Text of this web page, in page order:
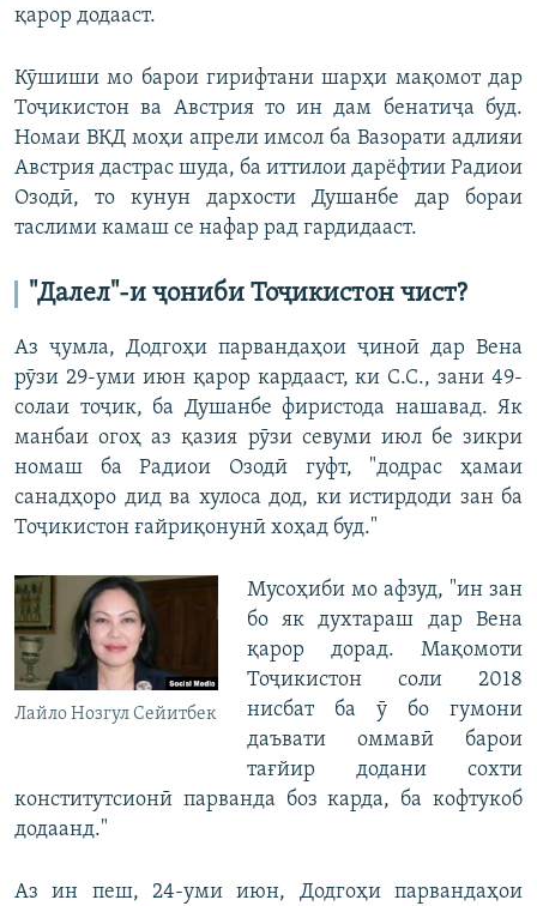
қарор додааст.
Кӯшиши мо барои гирифтани шарҳи мақомот дар
Тоҷикистон ва Австрия то ин дам бенатиҷа буд.
Номаи ВКД моҳи апрели имсол ба Вазорати адлияи
Австрия дастрас шуда, ба иттилои дарёфтии Радиои
Озодӣ, то кунун дархости Душанбе дар бораи
таслими камаш се нафар рад гардидааст.
"Далел"-и ҷониби Тоҷикистон чист?
Аз ҷумла, Додгоҳи парвандаҳои ҷиноӣ дар Вена
рӯзи 29-уми июн қарор кардааст, ки С.С., зани 49-
солаи тоҷик, ба Душанбе фиристода нашавад. Як
манбаи огоҳ аз қазия рӯзи севуми июл бе зикри
номаш ба Радиои Озодӣ гуфт, "додрас ҳамаи
санадҳоро дид ва хулоса дод, ки истирдоди зан ба
Тоҷикистон ғайриқонунӣ хоҳад буд."
Лайло Нозгул Сейитбек
Мусоҳиби мо афзуд, "ин зан
бо як духтараш дар Вена
қарор дорад. Мақомоти
Тоҷикистон соли 2018
нисбат ба ӯ бо гумони
даъвати оммавӣ барои
тағйир додани сохти
конститутсионӣ парванда боз карда, ба кофтукоб
додаанд."
Аз ин пеш, 24-уми июн, Додгоҳи парвандаҳои